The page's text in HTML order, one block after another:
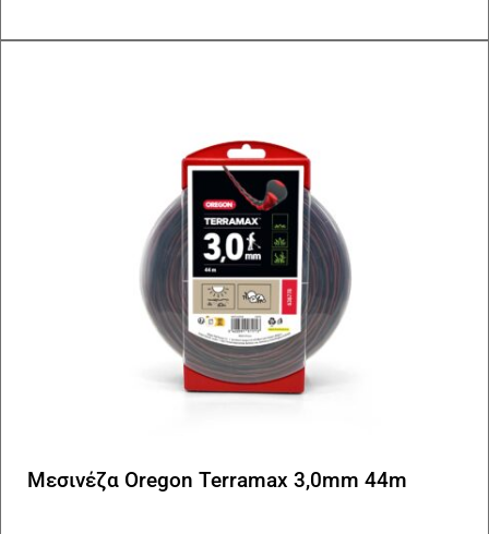
Μεσινέζα Oregon Terramax 3,0mm 44m